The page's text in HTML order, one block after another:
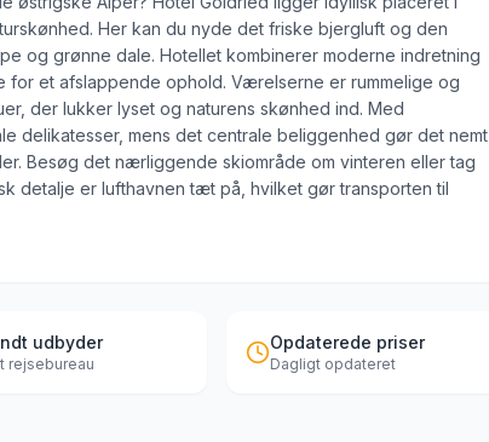
Her kan du nyde det friske bjergluft og den
og grønne dale. Hotellet kombinerer moderne indretning
for et afslappende ophold. Værelserne er rummelige og
der lukker lyset og naturens skønhed ind. Med
delikatesser, mens det centrale beliggenhed gør det nemt
Besøg det nærliggende skiområde om vinteren eller tag
detalje er lufthavnen tæt på, hvilket gør transporten til
udbyder
rejsebureau
Opdaterede priser
Dagligt opdateret